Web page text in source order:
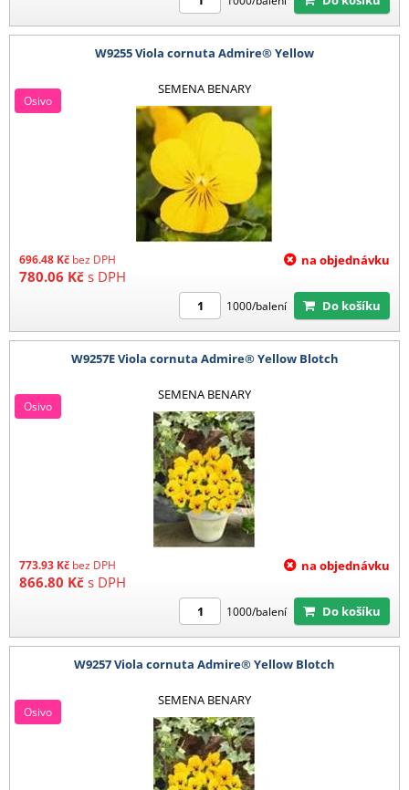
W9255 Viola cornuta Admire® Yellow
SEMENA BENARY
696.48 Kč bez DPH
780.06 Kč s DPH
Osivo
na objednávku
1000/balení Do košíku
W9257E Viola cornuta Admire® Yellow Blotch
SEMENA BENARY
773.93 Kč bez DPH
866.80 Kč s DPH
Osivo
na objednávku
1000/balení Do košíku
W9257 Viola cornuta Admire® Yellow Blotch
SEMENA BENARY
Osivo